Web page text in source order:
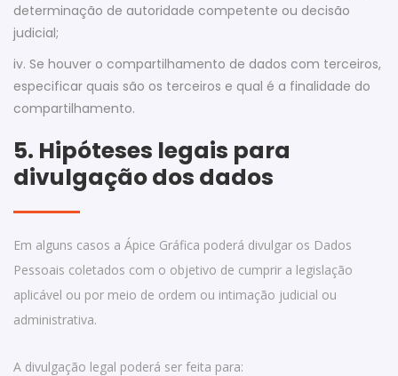
determinação de autoridade competente ou decisão
judicial;
iv. Se houver o compartilhamento de dados com terceiros,
especificar quais são os terceiros e qual é a finalidade do
compartilhamento.
5. Hipóteses legais para
divulgação dos dados
Em alguns casos a Ápice Gráfica poderá divulgar os Dados
Pessoais coletados com o objetivo de cumprir a legislação
aplicável ou por meio de ordem ou intimação judicial ou
administrativa.
A divulgação legal poderá ser feita para: